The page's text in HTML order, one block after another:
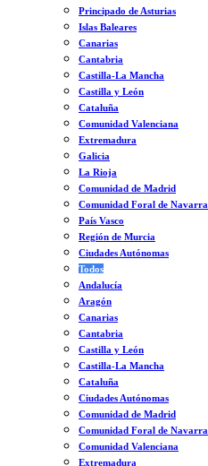
Principado de Asturias
Islas Baleares
Canarias
Cantabria
Castilla-La Mancha
Castilla y León
Cataluña
Comunidad Valenciana
Extremadura
Galicia
La Rioja
Comunidad de Madrid
Comunidad Foral de Navarra
País Vasco
Región de Murcia
Ciudades Autónomas
Todos
Andalucía
Aragón
Canarias
Cantabria
Castilla y León
Castilla-La Mancha
Cataluña
Ciudades Autónomas
Comunidad de Madrid
Comunidad Foral de Navarra
Comunidad Valenciana
Extremadura